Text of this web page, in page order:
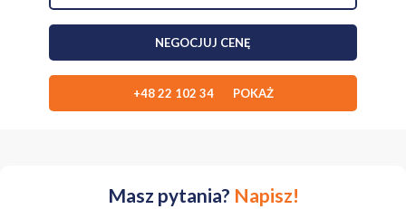
Lokalizacja w Klinach zapewnia rozsądny kompromis między
dostępem do miasta a spokojem dzielnicy. Do centrum Krakowa
można wygodnie dojechać, jednocześnie na co dzień korzystając z
bardziej kameralnego otoczenia. To dobre rozwiązanie, jeśli
pracujesz w innych częściach miasta, ale chcesz wracać do
spokojnego, uporządkowanego miejsca.
typową dla dzielnic mieszkaniowych.
NEGOCJUJ CENĘ
+48 22 102 34 POKAŻ
Masz pytania? Napisz!